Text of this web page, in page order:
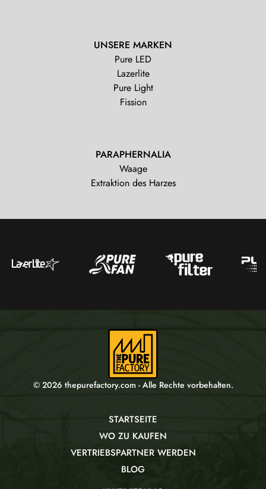
UNSERE MARKEN
Pure LED
Lazerlite
Pure Light
Fission
PARAPHERNALIA
Waage
Extraktion des Harzes
© 2026 thepurefactory.com - Alle Rechte vorbehalten.
STARTSEITE
WO ZU KAUFEN
VERTRIEBSPARTNER WERDEN
BLOG